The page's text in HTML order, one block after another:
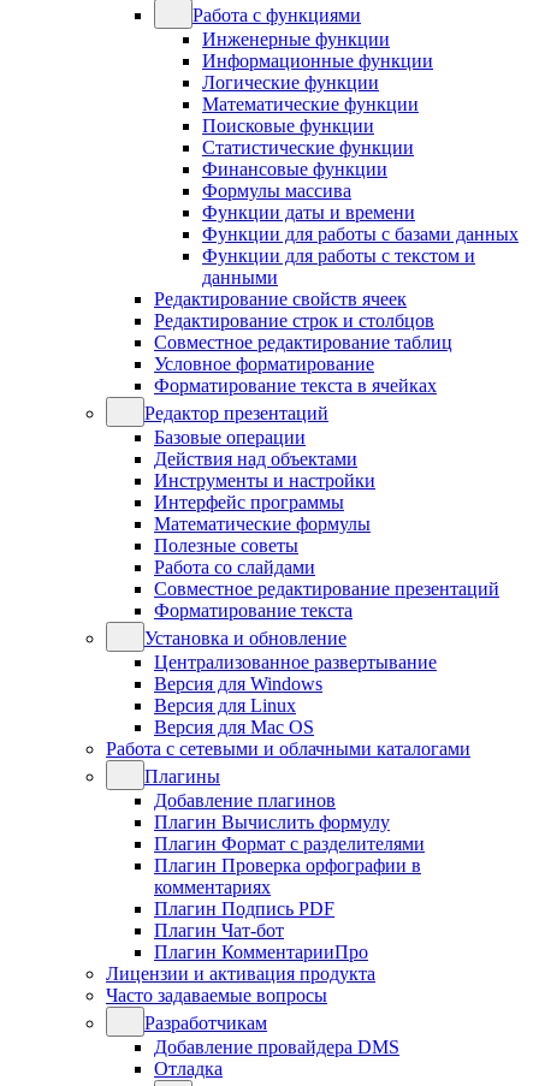
Работа с функциями
Инженерные функции
Информационные функции
Логические функции
Математические функции
Поисковые функции
Статистические функции
Финансовые функции
Формулы массива
Функции даты и времени
Функции для работы с базами данных
Функции для работы с текстом и
данными
Редактирование свойств ячеек
Редактирование строк и столбцов
Совместное редактирование таблиц
Условное форматирование
Форматирование текста в ячейках
Редактор презентаций
Базовые операции
Действия над объектами
Инструменты и настройки
Интерфейс программы
Математические формулы
Полезные советы
Работа со слайдами
Совместное редактирование презентаций
Форматирование текста
Установка и обновление
Централизованное развертывание
Версия для Windows
Версия для Linux
Версия для Mac OS
Работа с сетевыми и облачными каталогами
Плагины
Добавление плагинов
Плагин Вычислить формулу
Плагин Формат с разделителями
Плагин Проверка орфографии в
комментариях
Плагин Подпись PDF
Плагин Чат-бот
Плагин КомментарииПро
Лицензии и активация продукта
Часто задаваемые вопросы
Разработчикам
Добавление провайдера DMS
Отладка